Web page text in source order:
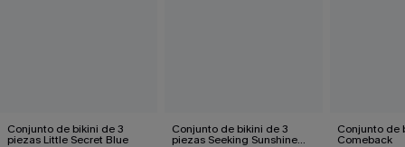
Conjunto de bikini de 3
piezas Little Secret Blue
Conjunto de bikini de 3
piezas Seeking Sunshine
Conjunto de
Comeback